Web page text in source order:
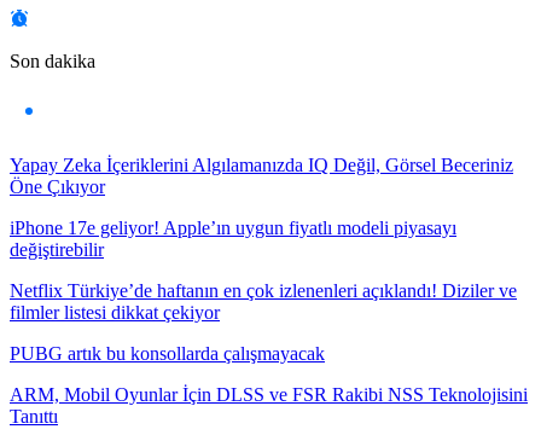
Son dakika
Yapay Zeka İçeriklerini Algılamanızda IQ Değil, Görsel Beceriniz
Öne Çıkıyor
iPhone 17e geliyor! Apple’ın uygun fiyatlı modeli piyasayı
değiştirebilir
Netflix Türkiye’de haftanın en çok izlenenleri açıklandı! Diziler ve
filmler listesi dikkat çekiyor
PUBG artık bu konsollarda çalışmayacak
ARM, Mobil Oyunlar İçin DLSS ve FSR Rakibi NSS Teknolojisini
Tanıttı